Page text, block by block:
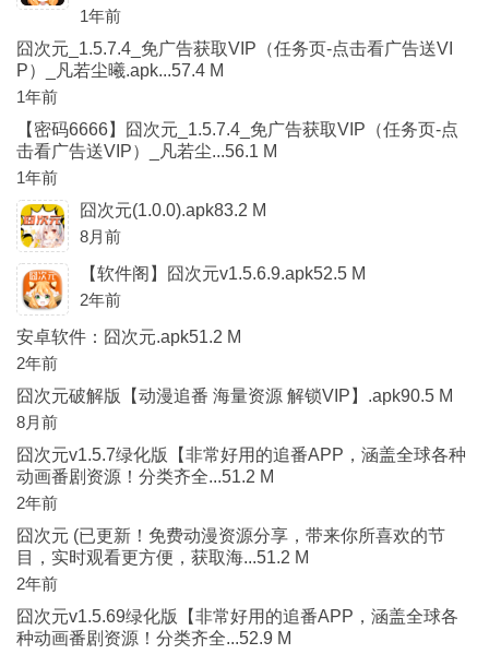
1年前
囧次元_1.5.7.4_免广告获取VIP（任务页-点击看广告送VI
P）_凡若尘曦.apk...57.4 M
1年前
【密码6666】囧次元_1.5.7.4_免广告获取VIP（任务页-点
击看广告送VIP）_凡若尘...56.1 M
1年前
囧次元(1.0.0).apk83.2 M
8月前
【软件阁】囧次元v1.5.6.9.apk52.5 M
2年前
安卓软件：囧次元.apk51.2 M
2年前
囧次元破解版【动漫追番 海量资源 解锁VIP】.apk90.5 M
8月前
囧次元v1.5.7绿化版【非常好用的追番APP，涵盖全球各种
动画番剧资源！分类齐全...51.2 M
2年前
囧次元 (已更新！免费动漫资源分享，带来你所喜欢的节
目，实时观看更方便，获取海...51.2 M
2年前
囧次元v1.5.69绿化版【非常好用的追番APP，涵盖全球各
种动画番剧资源！分类齐全...52.9 M